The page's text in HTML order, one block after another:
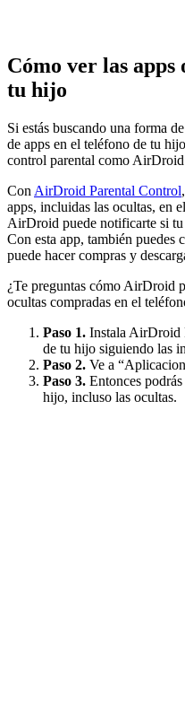
Cómo ver las
tu hijo
Si estás buscando una forma
de apps en el teléfono de tu
control parental como
Con AirDroid Parental Control
apps, incluidas las ocultas, en
AirDroid puede notificarte si tu
Con esta app, también puedes
puede hacer compras y
¿Te preguntas cómo AirDroid
ocultas compradas en el
Paso 1. Instala AirDroid
de tu hijo siguiendo las
Paso 2. Ve a
Paso 3. Entonces
hijo, incluso las ocultas.